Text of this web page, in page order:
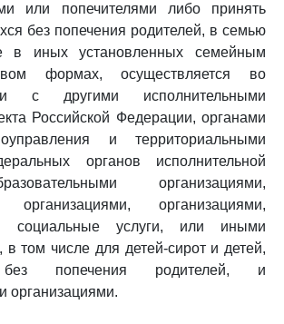
или попечителями либо принять
без попечения родителей, в семью
в иных установленных семейным
формах, осуществляется во
с другими исполнительными
Российской Федерации, органами
и территориальными
органов исполнительной
организациями,
организациями, организациями,
социальные услуги, или иными
в том числе для детей-сирот и детей,
без попечения родителей, и
организациями.